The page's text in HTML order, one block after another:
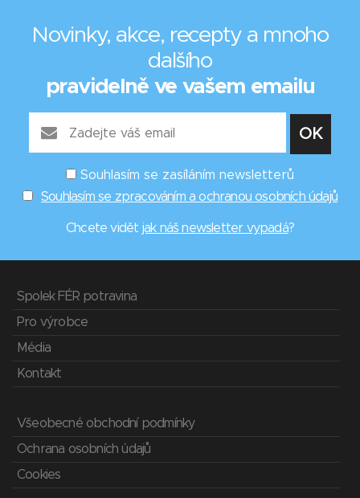
Novinky, akce, recepty a mnoho
dalšího
pravidelně ve vašem emailu
Souhlasím se zasíláním newsletterů
Souhlasím se zpracováním a ochranou osobních údajů
Chcete vidět jak náš newsletter vypadá?
Spolek FÉR potravina
Pro výrobce
Média
Kontakt
Všeobecné obchodní podmínky
Ochrana osobních údajů
Cookies